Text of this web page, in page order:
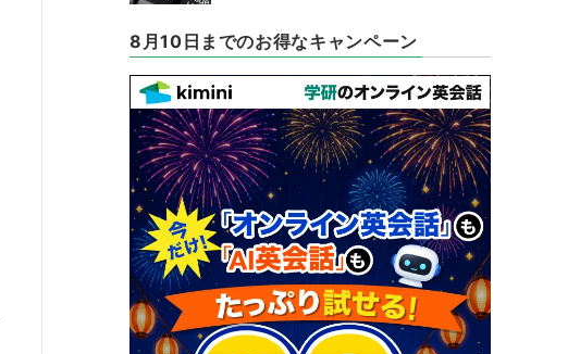
8月10日までのお得なキャンペーン